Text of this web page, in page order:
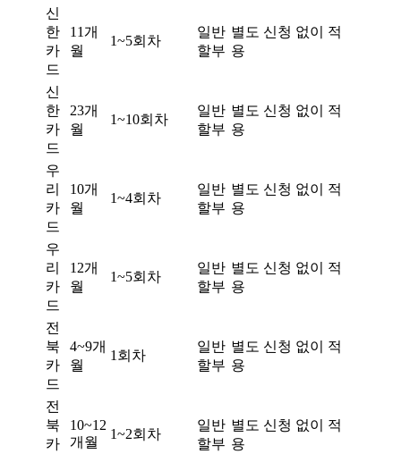
신
한
카
드
11개
월
1~5회차
일반
할부
별도 신청 없이 적
용
신
한
카
드
23개
월
1~10회차
일반
할부
별도 신청 없이 적
용
우
리
카
드
10개
월
1~4회차
일반
할부
별도 신청 없이 적
용
우
리
카
드
12개
월
1~5회차
일반
할부
별도 신청 없이 적
용
전
북
카
드
4~9개
월
1회차
일반
할부
별도 신청 없이 적
용
전
북
카
10~12
개월
1~2회차
일반
할부
별도 신청 없이 적
용